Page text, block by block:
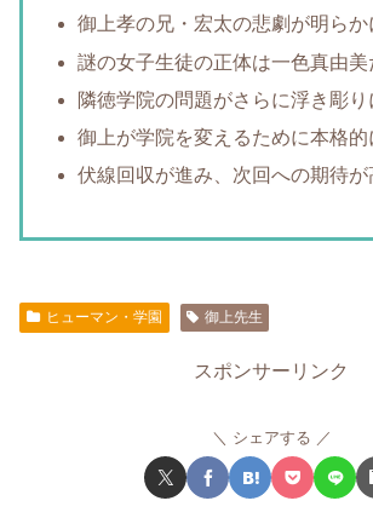
御上孝の兄・宏太の悲劇が明らか
謎の女子生徒の正体は一色真由美
隣徳学院の問題がさらに浮き彫り
御上が学院を変えるために本格的
伏線回収が進み、次回への期待が
ヒューマン・学園 御上先生
スポンサーリンク
シェアする